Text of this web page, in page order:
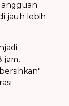
jauh lebih
jam,